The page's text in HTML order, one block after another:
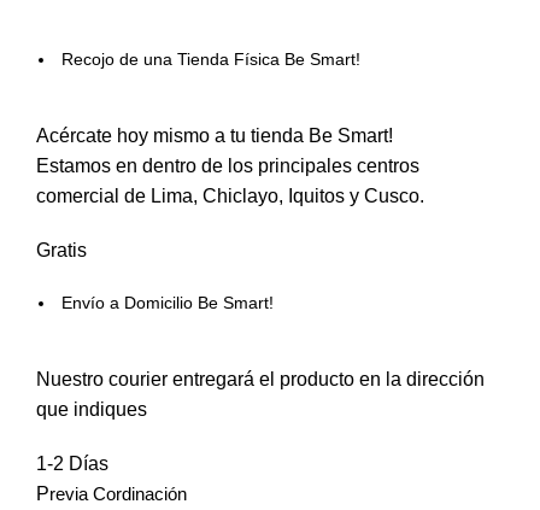
Recojo de una Tienda Física Be Smart!
Acércate hoy mismo a tu tienda Be Smart!
Estamos en dentro de los principales centros
comercial de Lima, Chiclayo, Iquitos y Cusco.
Gratis
Envío a Domicilio Be Smart!
Nuestro courier entregará el producto en la dirección
que indiques
1-2 Días
Previa Cordinación